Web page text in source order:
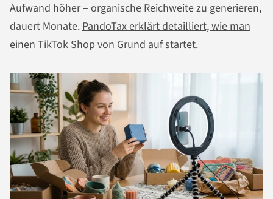
Aufwand höher – organische Reichweite zu generieren,
dauert Monate.PandoTax erklärt detailliert, wie man
einen TikTok Shop von Grund auf startet.